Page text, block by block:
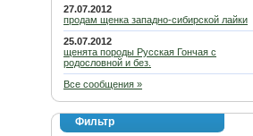
27.07.2012
продам щенка западно-сибирской лайки
25.07.2012
щенята породы Русская Гончая с
родословной и без.
Все сообщения »
Фильтр